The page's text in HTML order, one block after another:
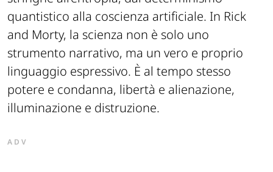
quantistico alla coscienza artificiale. In Rick
and Morty, la scienza non è solo uno
strumento narrativo, ma un vero e proprio
linguaggio espressivo. È al tempo stesso
potere e condanna, libertà e alienazione,
illuminazione e distruzione.
ADV